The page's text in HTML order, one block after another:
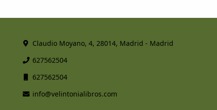
Claudio Moyano, 4, 28014, Madrid - Madrid
627562504
627562504
info@velintonialibros.com